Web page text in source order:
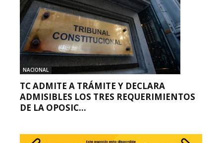
NACIONAL
TC ADMITE A TRÁMITE Y DECLARA
ADMISIBLES LOS TRES REQUERIMIENTOS
DE LA OPOSIC...